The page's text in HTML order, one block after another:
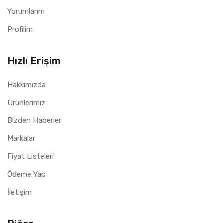
Yorumlarım
Profilim
Hızlı Erişim
Hakkımızda
Ürünlerimiz
Bizden Haberler
Markalar
Fiyat Listeleri
Ödeme Yap
İletişim